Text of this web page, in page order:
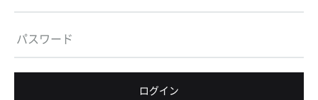
ログイン